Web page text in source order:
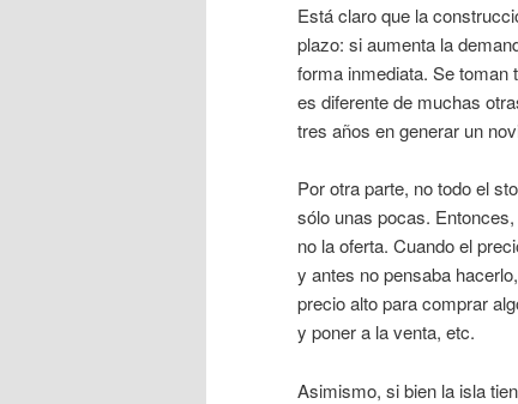
Está claro que la
plazo: si aumenta la
forma inmediata. Se toman
es diferente de muchas
tres años en generar un
Por otra parte, no todo el
sólo unas pocas.
no la oferta. Cuando el
y antes no pensaba
precio alto para comprar
y poner a la venta, etc.
Asimismo, si bien la isla